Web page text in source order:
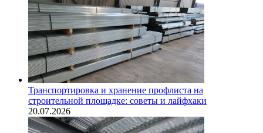
Транспортировка и хранение профлиста на
строительной площадке: советы и лайфхаки
20.07.2026